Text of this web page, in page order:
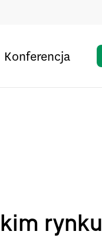
Konferencja
rynku